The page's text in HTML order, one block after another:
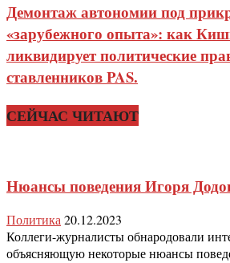
Демонтаж автономии под
«зарубежного опыта»: как
ликвидирует политические
ставленников PAS.
СЕЙЧАС ЧИТАЮТ
Нюансы поведения Игоря
Политика20.12.2023
Коллеги-журналисты обнародовали
объясняющую некоторые нюансы